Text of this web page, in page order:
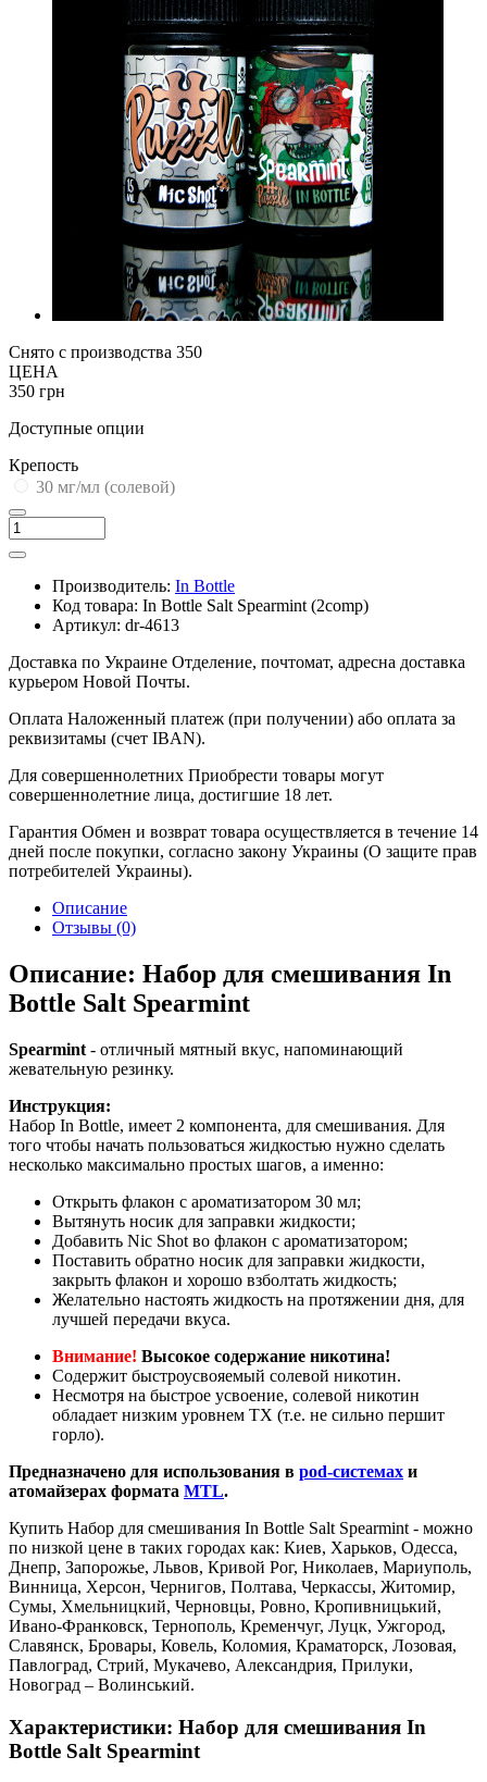
Снято с производства 350
ЦЕНА
350 грн
Доступные опции
Крепость
30 мг/мл (солевой)
Производитель: In Bottle
Код товара: In Bottle Salt Spearmint (2comp)
Артикул: dr-4613
Доставка по Украине Отделение, почтомат, адресна доставка
курьером Новой Почты.
Оплата Наложенный платеж (при получении) або оплата за
реквизитамы (счет IBAN).
Для совершеннолетних Приобрести товары могут
совершеннолетние лица, достигшие 18 лет.
Гарантия Обмен и возврат товара осуществляется в течение 14
дней после покупки, согласно закону Украины (О защите прав
потребителей Украины).
Описание
Отзывы (0)
Описание: Набор для смешивания In
Bottle Salt Spearmint
Spearmint - отличный мятный вкус, напоминающий
жевательную резинку.
Инструкция:
Набор In Bottle, имеет 2 компонента, для смешивания. Для
того чтобы начать пользоваться жидкостью нужно сделать
несколько максимально простых шагов, а именно:
Открыть флакон с ароматизатором 30 мл;
Вытянуть носик для заправки жидкости;
Добавить Nic Shot во флакон с ароматизатором;
Поставить обратно носик для заправки жидкости,
закрыть флакон и хорошо взболтать жидкость;
Желательно настоять жидкость на протяжении дня, для
лучшей передачи вкуса.
Внимание! Высокое содержание никотина!
Содержит быстроусвояемый солевой никотин.
Несмотря на быстрое усвоение, солевой никотин
обладает низким уровнем ТХ (т.е. не сильно першит
горло).
Предназначено для использования в pod-системах и
атомайзерах формата MTL.
Купить Набор для смешивания In Bottle Salt Spearmint - можно
по низкой цене в таких городах как: Киев, Харьков, Одесса,
Днепр, Запорожье, Львов, Кривой Рог, Николаев, Мариуполь,
Винница, Херсон, Чернигов, Полтава, Черкассы, Житомир,
Сумы, Хмельницкий, Черновцы, Ровно, Кропивницький,
Ивано-Франковск, Тернополь, Кременчуг, Луцк, Ужгород,
Славянск, Бровары, Ковель, Коломия, Краматорск, Лозовая,
Павлоград, Стрий, Мукачево, Александрия, Прилуки,
Новоград – Волинський.
Характеристики: Набор для смешивания In
Bottle Salt Spearmint